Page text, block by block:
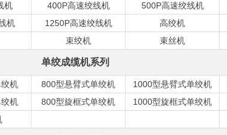
机 400P高速绞线机 500P高速绞线机
机 1250P高速绞线机 高绞机
束绞机 束丝机
单绞成缆机系列
机 800型悬臂式单绞机 1000型悬臂式单绞机
机 800型旋框式单绞机 1000型旋框式单绞机